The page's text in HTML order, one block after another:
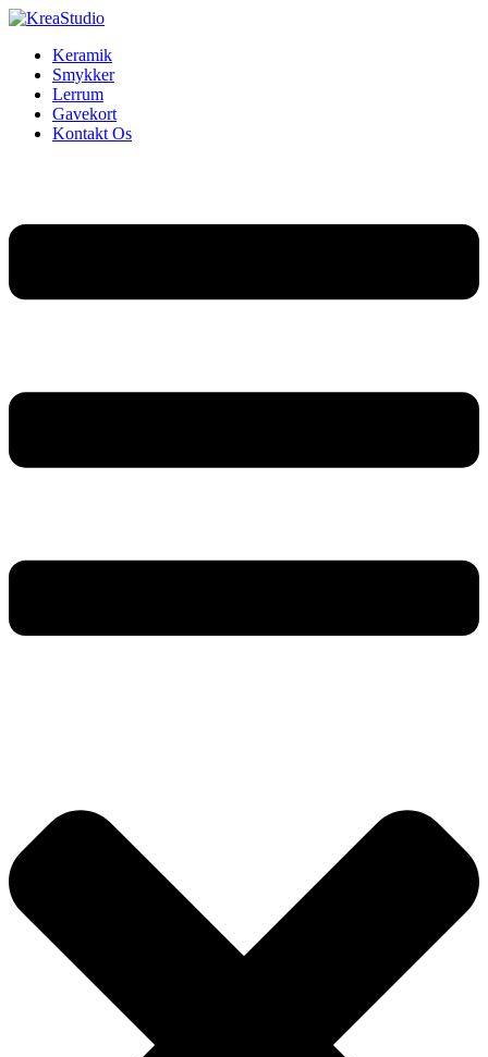
Keramik
Smykker
Lerrum
Gavekort
Kontakt Os